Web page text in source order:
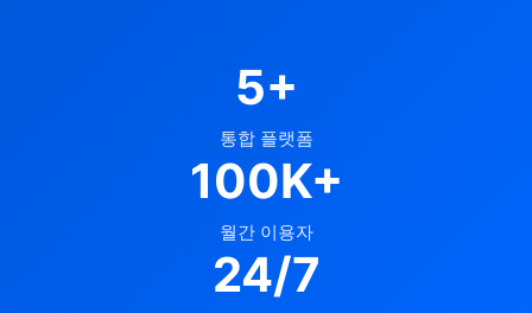
5+
통합 플랫폼
100K+
월간 이용자
24/7